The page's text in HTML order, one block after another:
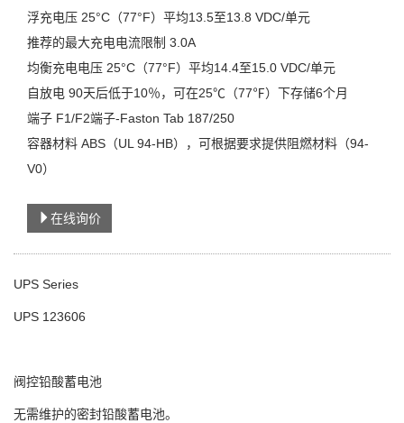
浮充电压 25°C（77°F）平均13.5至13.8 VDC/单元
推荐的最大充电电流限制 3.0A
均衡充电电压 25°C（77°F）平均14.4至15.0 VDC/单元
自放电 90天后低于10％，可在25℃（77℉）下存储6个月
端子 F1/F2端子-Faston Tab 187/250
容器材料 ABS（UL 94-HB），可根据要求提供阻燃材料（94-
V0）
在线询价
UPS Series
UPS 123606
阀控铅酸蓄电池
无需维护的密封铅酸蓄电池。